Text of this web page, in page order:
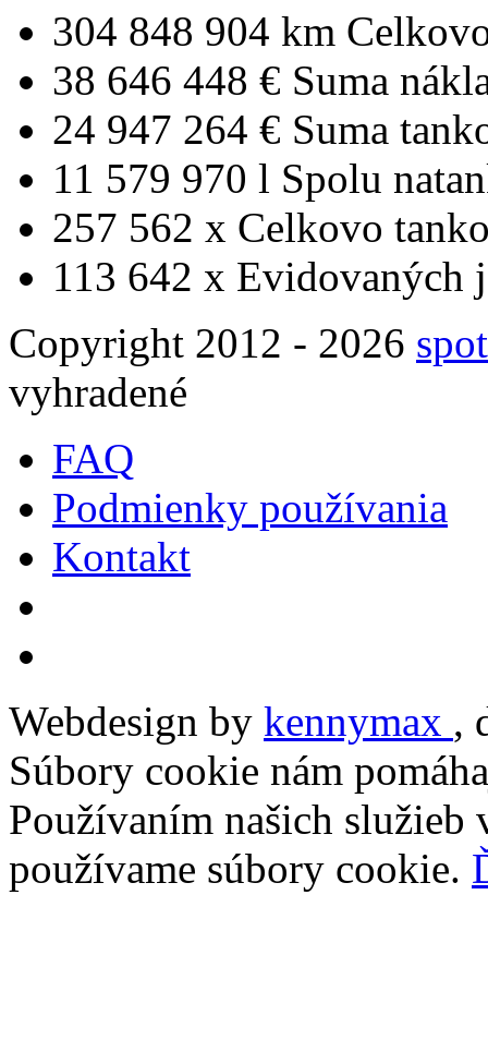
304 848 904 km
38 646 448 € Suma
24 947 264 € Suma
11 579 970 l Spolu
257 562 x Celkovo
113 642 x Evidovaných
Copyright 2012 - 2026
vyhradené
FAQ
Podmienky používania
Kontakt
Webdesign by kennymax ,
Súbory cookie nám
Používaním našich služieb
používame súbory cookie.